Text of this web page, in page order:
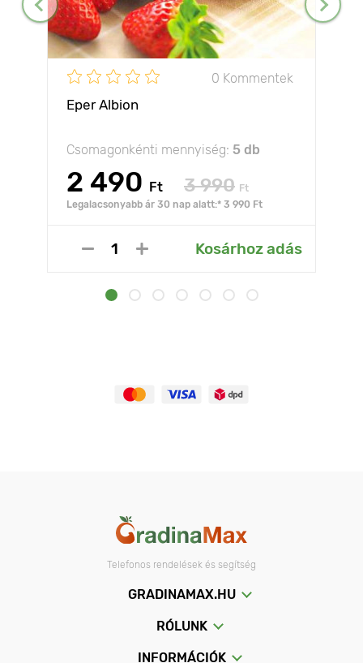
0 Kommentek
Eper Albion
Csomagonkénti mennyiség: 5 db
2 490 Ft 3 990 Ft
Legalacsonyabb ár 30 nap alatt:* 3 990 Ft
Kosárhoz adás
Telefonos rendelések és segítség
GRADINAMAX.HU
RÓLUNK
INFORMÁCIÓK